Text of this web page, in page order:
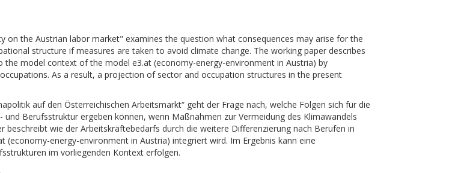
on the Austrian labor market" examines the question what consequences may arise for the
structure if measures are taken to avoid climate change. The working paper describes
the model context of the model e3.at (economy-energy-environment in Austria) by
As a result, a projection of sector and occupation structures in the present
auf den Österreichischen Arbeitsmarkt“ geht der Frage nach, welche Folgen sich für die
und Berufsstruktur ergeben können, wenn Maßnahmen zur Vermeidung des Klimawandels
beschreibt wie der Arbeitskräftebedarfs durch die weitere Differenzierung nach Berufen in
(economy-energy-environment in Austria) integriert wird. Im Ergebnis kann eine
im vorliegenden Kontext erfolgen.